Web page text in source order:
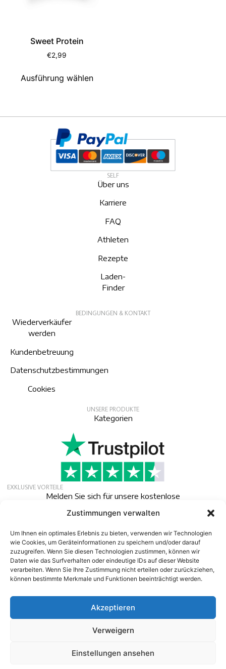
Zustimmungen verwalten
Um Ihnen ein optimales Erlebnis zu bieten, verwenden wir Technologien
wie Cookies, um Geräteinformationen zu speichern und/oder darauf
zuzugreifen. Wenn Sie diesen Technologien zustimmen, können wir
Daten wie das Surfverhalten oder eindeutige IDs auf dieser Website
verarbeiten. Wenn Sie Ihre Zustimmung nicht erteilen oder zurückziehen,
können bestimmte Merkmale und Funktionen beeinträchtigt werden.
Akzeptieren
Verweigern
Einstellungen ansehen
Sweet Protein
€2,99
Ausführung wählen
SELF
Über uns
Karriere
FAQ
Athleten
Rezepte
Laden-
Finder
BEDINGUNGEN & KONTAKT
Wiederverkäufer
werden
Kundenbetreuung
Datenschutzbestimmungen
Cookies
UNSERE PRODUKTE
Kategorien
EXKLUSIVE VORTEILE
Melden Sie sich für unsere kostenlose
Neuigkeiten und Veranstaltungen zu erhalten.
Newsletter
Unternehmen MwSt.-Nr. SE556641183001 | Speditionsvägen
45 | SE142 50 SKOGÅS/STOCKHOLM | SCHWEDEN
www.13protein.com | +46-8-6457959.